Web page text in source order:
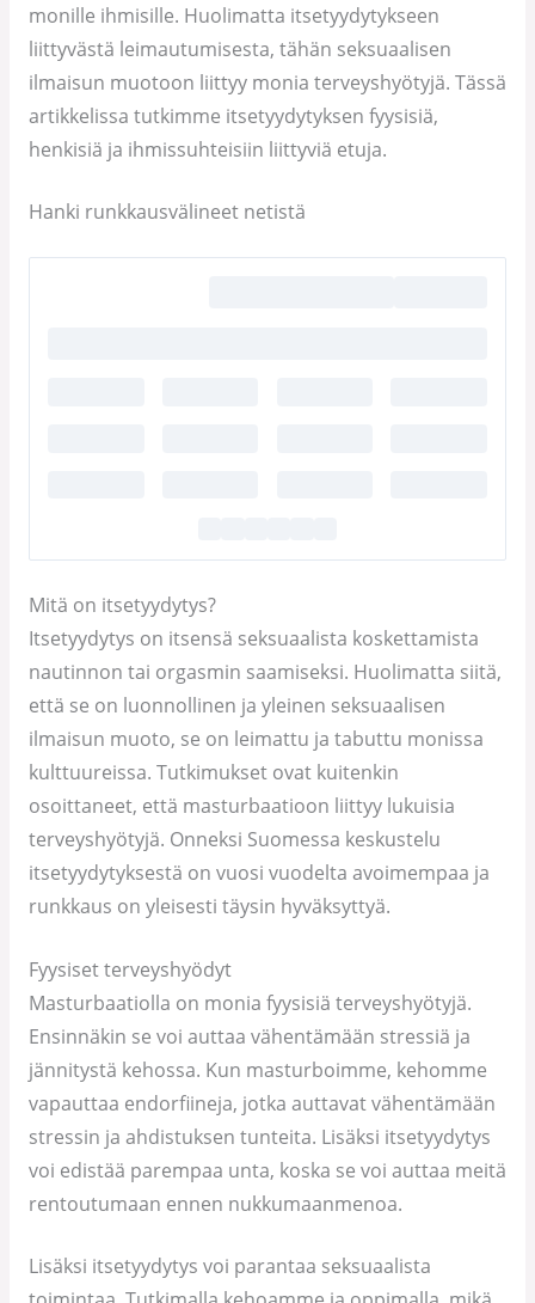
monille ihmisille. Huolimatta itsetyydytykseen
liittyvästä leimautumisesta, tähän seksuaalisen
ilmaisun muotoon liittyy monia terveyshyötyjä. Tässä
artikkelissa tutkimme itsetyydytyksen fyysisiä,
henkisiä ja ihmissuhteisiin liittyviä etuja.
Hanki runkkausvälineet netistä
Mitä on itsetyydytys?
Itsetyydytys on itsensä seksuaalista koskettamista
nautinnon tai orgasmin saamiseksi. Huolimatta siitä,
että se on luonnollinen ja yleinen seksuaalisen
ilmaisun muoto, se on leimattu ja tabuttu monissa
kulttuureissa. Tutkimukset ovat kuitenkin
osoittaneet, että masturbaatioon liittyy lukuisia
terveyshyötyjä. Onneksi Suomessa keskustelu
itsetyydytyksestä on vuosi vuodelta avoimempaa ja
runkkaus on yleisesti täysin hyväksyttyä.
Fyysiset terveyshyödyt
Masturbaatiolla on monia fyysisiä terveyshyötyjä.
Ensinnäkin se voi auttaa vähentämään stressiä ja
jännitystä kehossa. Kun masturboimme, kehomme
vapauttaa endorfiineja, jotka auttavat vähentämään
stressin ja ahdistuksen tunteita. Lisäksi itsetyydytys
voi edistää parempaa unta, koska se voi auttaa meitä
rentoutumaan ennen nukkumaanmenoa.
Lisäksi itsetyydytys voi parantaa seksuaalista